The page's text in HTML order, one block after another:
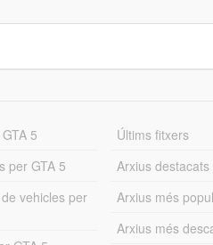
5
per GTA 5
vehicles per
Últims fitxers
Arxius destacats
Arxius més
Arxius més